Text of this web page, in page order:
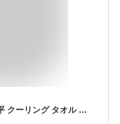
ロサンゼルス ドジャース公式グッズ大谷翔平 クーリング タオル 男女兼用WINCRAFT LA DODGERS COOLING TOWEL ウィンクラフト ファナティクス LA DODGERS メジャーリーグ ロゴアウトドア レジャー 野球 オフィシャルグッズ インテリア 雑貨 スポーツ